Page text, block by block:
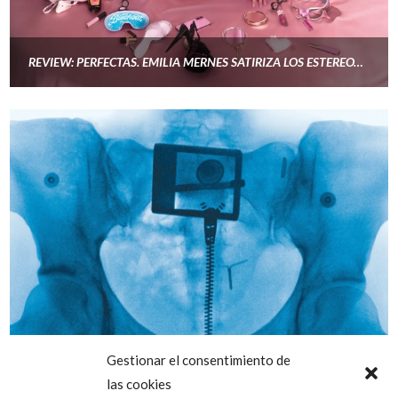
Gestionar el consentimiento de
las cookies
REVIEW: PERFECTAS. EMILIA MERNES SATIRIZA LOS ESTEREOTIPOS FEMENINOS